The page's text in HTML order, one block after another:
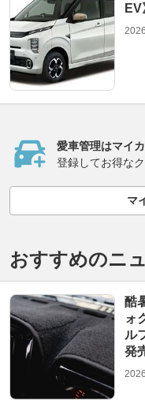
EV
愛車管理はマイ
登録してお得な
マ
おすすめのニ
酷
ォ
ル
発